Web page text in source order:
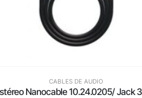
CABLES DE AUDIO